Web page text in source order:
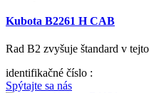
Kubota B2261 H CAB
Rad B2 zvyšuje štandard v
identifikačné číslo :
Spýtajte sa nás